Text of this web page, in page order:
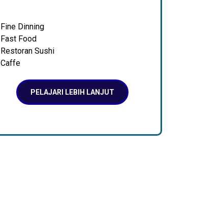
Fine Dinning
Fast Food
Restoran Sushi
Caffe
PELAJARI LEBIH LANJUT